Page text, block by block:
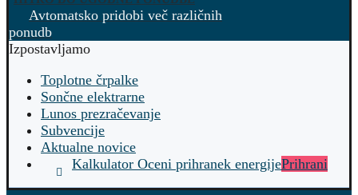
Avtomatsko pridobi več različnih
ponudb
Izpostavljamo
Toplotne črpalke
Sončne elektrarne
Lunos prezračevanje
Subvencije
Aktualne novice
Kalkulator Oceni prihranek energijePrihrani